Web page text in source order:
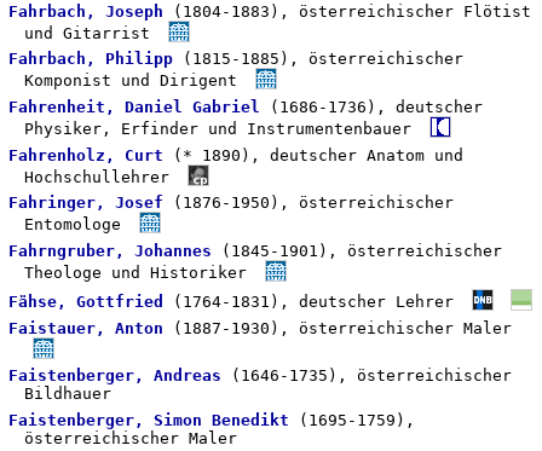
Fahrbach, Joseph (1804-1883), österreichischer Flötist
und Gitarrist
Fahrbach, Philipp (1815-1885), österreichischer
Komponist und Dirigent
Fahrenheit, Daniel Gabriel (1686-1736), deutscher
Physiker, Erfinder und Instrumentenbauer
Fahrenholz, Curt (* 1890), deutscher Anatom und
Hochschullehrer
Fahringer, Josef (1876-1950), österreichischer
Entomologe
Fahrngruber, Johannes (1845-1901), österreichischer
Theologe und Historiker
Fähse, Gottfried
(1764-1831), deutscher Lehrer
Faistauer, Anton (1887-1930), österreichischer Maler
Faistenberger, Andreas (1646-1735), österreichischer
Bildhauer
Faistenberger, Simon Benedikt (1695-1759),
österreichischer Maler